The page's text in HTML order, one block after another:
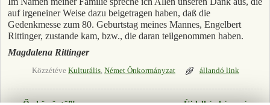
auf irgeneiner Weise dazu beigetragen haben, daß die
Gedenkmesse zum 80. Geburtstag meines Mannes, Engelbert
Rittinger, zustande kam, bzw., die daran teilgenommen haben.
Magdalena Rittinger
Közzétéve Kulturális, Német Önkormányzat állandó link